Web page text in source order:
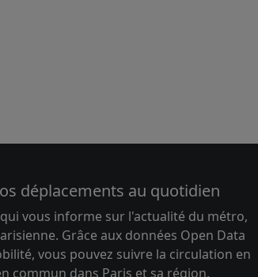
déplacements au quotidien
vous informe sur l'actualité du métro,
Grâce aux données Open Data
vous pouvez suivre la circulation en
commun dans Paris et sa région.